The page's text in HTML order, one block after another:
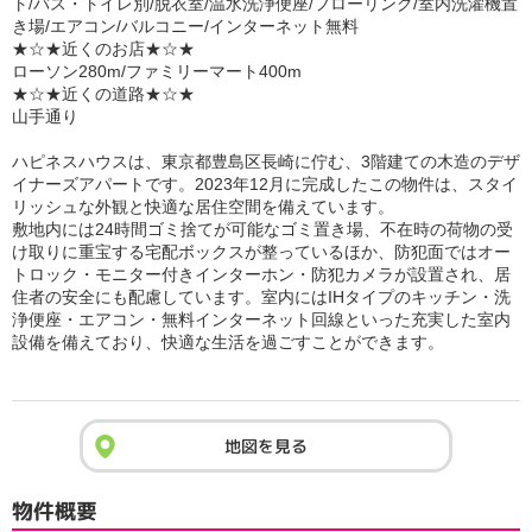
き場/エアコン/バルコニー/インターネット無料
★☆★近くのお店★☆★
ローソン280m/ファミリーマート400m
★☆★近くの道路★☆★
山手通り
ハピネスハウスは、東京都豊島区長崎に佇む、3階建ての木造のデザ
イナーズアパートです。2023年12月に完成したこの物件は、スタイ
リッシュな外観と快適な居住空間を備えています。
敷地内には24時間ゴミ捨てが可能なゴミ置き場、不在時の荷物の受
け取りに重宝する宅配ボックスが整っているほか、防犯面ではオー
トロック・モニター付きインターホン・防犯カメラが設置され、居
住者の安全にも配慮しています。室内にはIHタイプのキッチン・洗
浄便座・エアコン・無料インターネット回線といった充実した室内
設備を備えており、快適な生活を過ごすことができます。
地図を見る
物件概要